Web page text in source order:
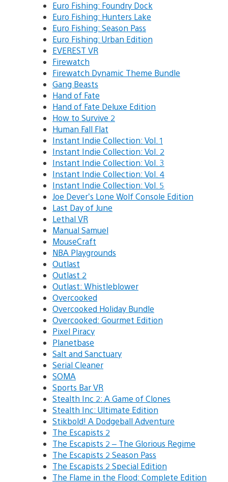
Euro Fishing: Foundry Dock
Euro Fishing: Hunters Lake
Euro Fishing: Season Pass
Euro Fishing: Urban Edition
EVEREST VR
Firewatch
Firewatch Dynamic Theme Bundle
Gang Beasts
Hand of Fate
Hand of Fate Deluxe Edition
How to Survive 2
Human Fall Flat
Instant Indie Collection: Vol. 1
Instant Indie Collection: Vol. 2
Instant Indie Collection: Vol. 3
Instant Indie Collection: Vol. 4
Instant Indie Collection: Vol. 5
Joe Dever’s Lone Wolf Console Edition
Last Day of June
Lethal VR
Manual Samuel
MouseCraft
NBA Playgrounds
Outlast
Outlast 2
Outlast: Whistleblower
Overcooked
Overcooked Holiday Bundle
Overcooked: Gourmet Edition
Pixel Piracy
Planetbase
Salt and Sanctuary
Serial Cleaner
SOMA
Sports Bar VR
Stealth Inc 2: A Game of Clones
Stealth Inc: Ultimate Edition
Stikbold! A Dodgeball Adventure
The Escapists 2
The Escapists 2 – The Glorious Regime
The Escapists 2 Season Pass
The Escapists 2 Special Edition
The Flame in the Flood: Complete Edition